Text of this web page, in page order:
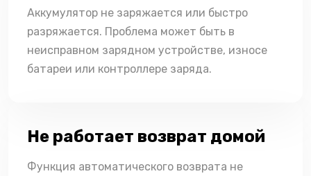
Аккумулятор не заряжается или быстро
разряжается. Проблема может быть в
неисправном зарядном устройстве, износе
батареи или контроллере заряда.
Не работает возврат домой
Функция автоматического возврата не